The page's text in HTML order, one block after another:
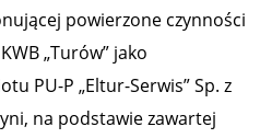
powierzone czynności
„Turów” jako
PU-P „Eltur-Serwis” Sp. z
na podstawie zawartej